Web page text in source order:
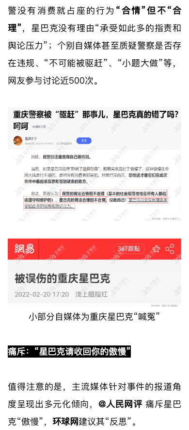
警没有消费就占座的行为 “合情”但不“合
理”，星巴克没有理由“承受如此多的指责和
舆论压力”；个别自媒体甚至质疑警察是否存
在违规、“不可能被驱赶”、“小题大做”等，
网友参与讨论近500次。
小部分自媒体为重庆星巴克“喊冤”
痛斥：“星巴克请收回你的傲慢”
值得注意的是，主流媒体针对事件的报道角
度呈现出多元化倾向， @人民网评 痛斥星巴
克“傲慢”， 环球网建议其“反思”。